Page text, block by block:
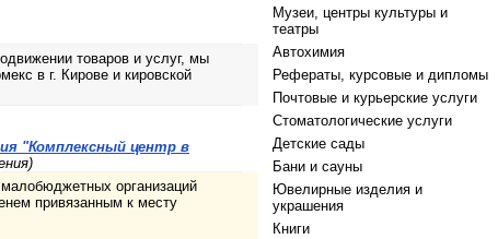
товаров и услуг, мы
в г. Кирове и кировской
"Комплексный центр в
организаций
привязанным к месту
Музеи, центры культуры и
театры
Автохимия
Рефераты, курсовые и дипломы
Почтовые и курьерские услуги
Стоматологические услуги
Детские сады
Бани и сауны
Ювелирные изделия и
украшения
Книги